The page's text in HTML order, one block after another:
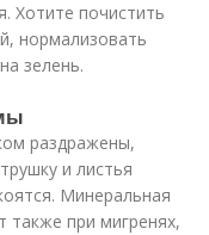
Хотите почистить
нормализовать
зелень.
раздражены,
и листья
Минеральная
также при мигренях,